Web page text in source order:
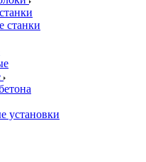
станки
установки